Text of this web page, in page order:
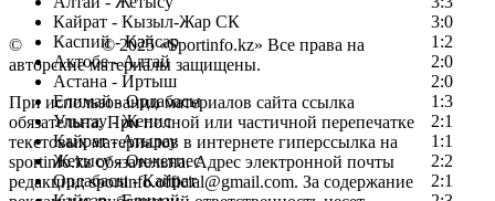
Кайрат - Кызыл-Жар СК
3:0
Каспий - Кайсар
1:2
Актобе - Алтай
2:0
Астана - Иртыш
2:0
Елимай - Ордабасы
1:3
Улытау - Женис
2:1
Кайрат - Атырау
1:1
Жетысу - Окжетпес
2:2
Ордабасы - Кайрат
2:1
© Copyright© 2025 «Sportinfo.kz» Все права на
авторские материалы защищены.
При использовании материалов сайта ссылка
обязательна. При полной или частичной перепечатке
текстовых материалов в интернете гиперссылка на
sportinfo.kz обязательна. Адрес электронной почты
редакции: sportinfo.official@gmail.com. За содержание